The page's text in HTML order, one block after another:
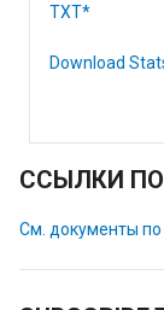
TXT*
Download
ССЫЛКИ
См. документы по